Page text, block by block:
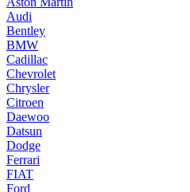
Audi
Bentley
BMW
Cadillac
Chevrolet
Chrysler
Citroen
Daewoo
Datsun
Dodge
Ferrari
FIAT
Ford